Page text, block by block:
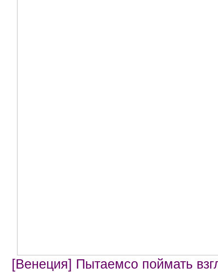
[Венеция] Пытаемсо поймать